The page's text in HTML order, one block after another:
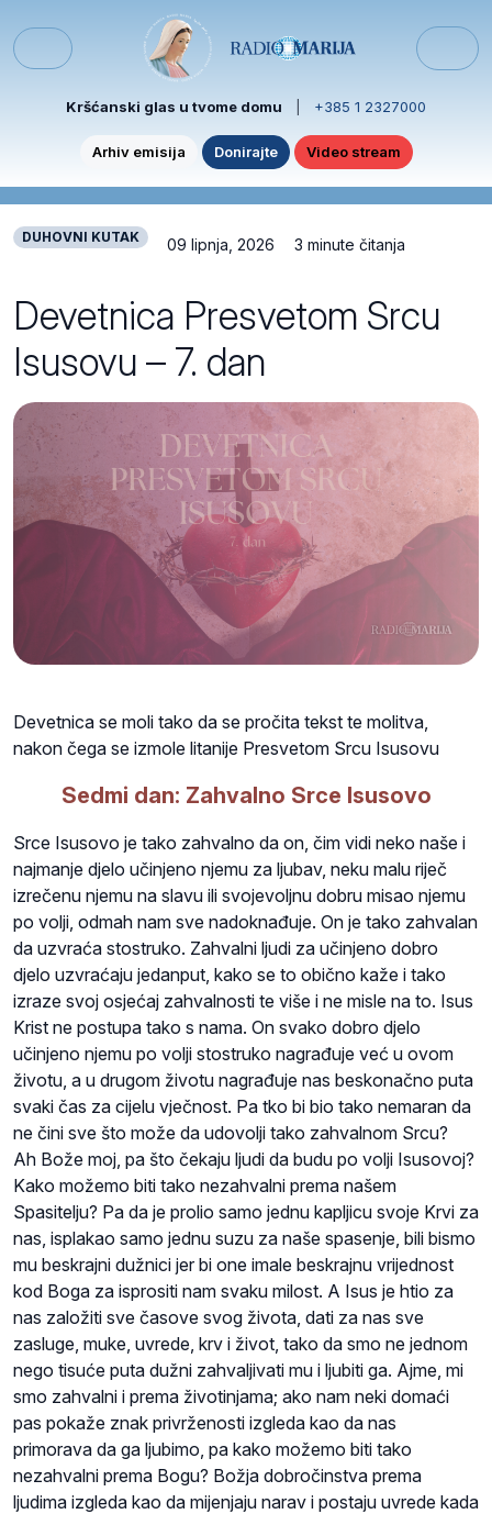
Menu
Kršćanski glas u tvome domu +385 1 2327000
Arhiv emisija Donirajte Video stream
DUHOVNI KUTAK 09 lipnja, 2026 3 minute čitanja
Devetnica Presvetom Srcu
Isusovu – 7. dan
Devetnica se moli tako da se pročita tekst te molitva,
nakon čega se izmole litanije Presvetom Srcu Isusovu
Sedmi dan: Zahvalno Srce Isusovo
Srce Isusovo je tako zahvalno da on, čim vidi neko naše i
najmanje djelo učinjeno njemu za ljubav, neku malu riječ
izrečenu njemu na slavu ili svojevoljnu dobru misao njemu
po volji, odmah nam sve nadoknađuje. On je tako zahvalan
da uzvraća stostruko. Zahvalni ljudi za učinjeno dobro
djelo uzvraćaju jedanput, kako se to obično kaže i tako
izraze svoj osjećaj zahvalnosti te više i ne misle na to. Isus
Krist ne postupa tako s nama. On svako dobro djelo
učinjeno njemu po volji stostruko nagrađuje već u ovom
životu, a u drugom životu nagrađuje nas beskonačno puta
svaki čas za cijelu vječnost. Pa tko bi bio tako nemaran da
ne čini sve što može da udovolji tako zahvalnom Srcu?
Ah Bože moj, pa što čekaju ljudi da budu po volji Isusovoj?
Kako možemo biti tako nezahvalni prema našem
Spasitelju? Pa da je prolio samo jednu kapljicu svoje Krvi za
nas, isplakao samo jednu suzu za naše spasenje, bili bismo
mu beskrajni dužnici jer bi one imale beskrajnu vrijednost
kod Boga za isprositi nam svaku milost. A Isus je htio za
nas založiti sve časove svog života, dati za nas sve
zasluge, muke, uvrede, krv i život, tako da smo ne jednom
nego tisuće puta dužni zahvaljivati mu i ljubiti ga. Ajme, mi
smo zahvalni i prema životinjama; ako nam neki domaći
pas pokaže znak privrženosti izgleda kao da nas
primorava da ga ljubimo, pa kako možemo biti tako
nezahvalni prema Bogu? Božja dobročinstva prema
ljudima izgleda kao da mijenjaju narav i postaju uvrede kada